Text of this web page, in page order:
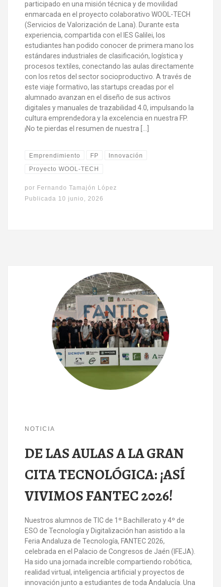
participado en una misión técnica y de movilidad
enmarcada en el proyecto colaborativo WOOL-TECH
(Servicios de Valorización de Lana). Durante esta
experiencia, compartida con el IES Galilei, los
estudiantes han podido conocer de primera mano los
estándares industriales de clasificación, logística y
procesos textiles, conectando las aulas directamente
con los retos del sector socioproductivo. A través de
este viaje formativo, las startups creadas por el
alumnado avanzan en el diseño de sus activos
digitales y manuales de trazabilidad 4.0, impulsando la
cultura emprendedora y la excelencia en nuestra FP.
¡No te pierdas el resumen de nuestra […]
Emprendimiento FP Innovación
Proyecto WOOL-TECH
por Fernando Tamajón López
Publicada 10 junio, 2026
NOTICIA
DE LAS AULAS A LA GRAN
CITA TECNOLÓGICA: ¡ASÍ
VIVIMOS FANTEC 2026!
Nuestros alumnos de TIC de 1º Bachillerato y 4º de
ESO de Tecnología y Digitalización han asistido a la
Feria Andaluza de Tecnología, FANTEC 2026,
celebrada en el Palacio de Congresos de Jaén (IFEJA).
Ha sido una jornada increíble compartiendo robótica,
realidad virtual, inteligencia artificial y proyectos de
innovación junto a estudiantes de toda Andalucía. Una